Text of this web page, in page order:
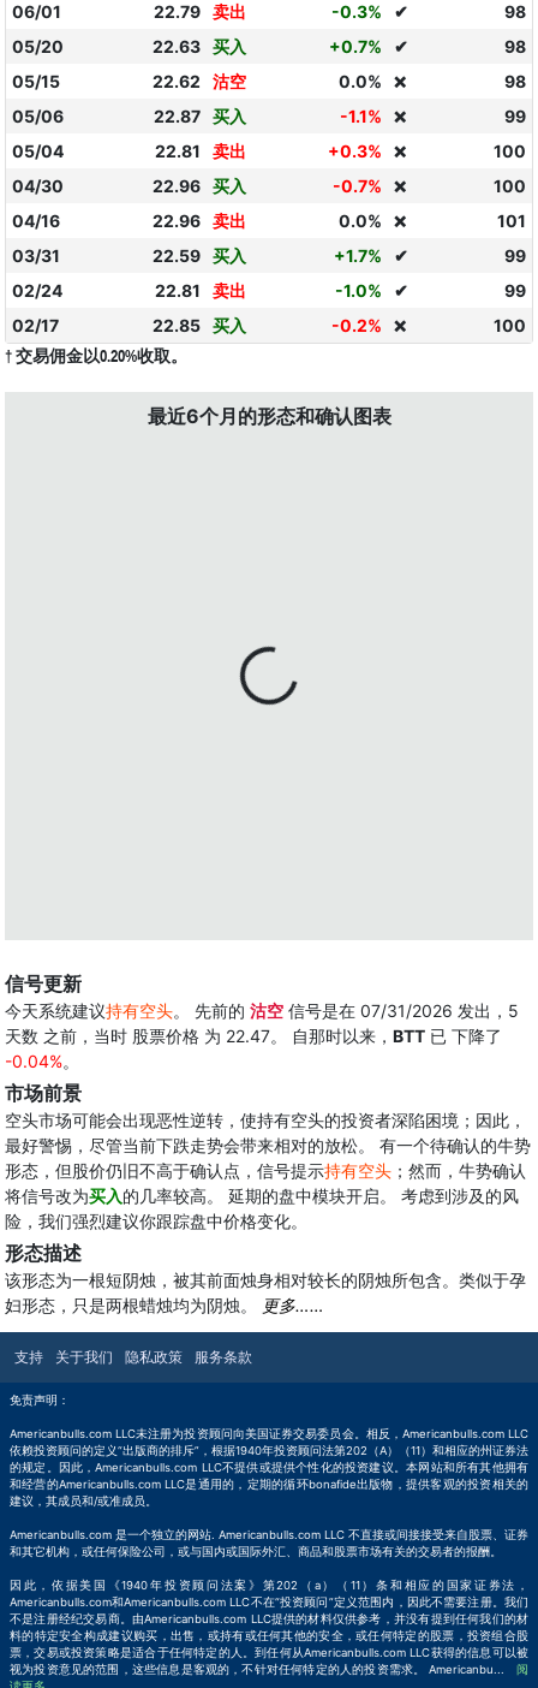
06/01
22.79 卖出 -0.3% ✔
98
05/20
22.63 买入 +0.7% ✔
98
05/15
22.62 沽空 0.0% ❌
98
05/06
22.87 买入 -1.1% ❌
99
05/04
22.81 卖出 +0.3% ❌
100
04/30
22.96 买入 -0.7% ❌
100
04/16
22.96 卖出 0.0% ❌
101
03/31
22.59 买入 +1.7% ✔
99
02/24
22.81 卖出 -1.0% ✔
99
02/17
22.85 买入 -0.2% ❌ 100
† 交易佣金以0.20%收取。
最近6个月的形态和确认图表
信号更新
今天系统建议持有空头。 先前的 沽空 信号是在 07/31/2026 发出，5
天数 之前，当时 股票价格 为 22.47。 自那时以来， BTT 已 下降了
-0.04%。
市场前景
空头市场可能会出现恶性逆转，使持有空头的投资者深陷困境；因此，
最好警惕，尽管当前下跌走势会带来相对的放松。 有一个待确认的牛势
形态，但股价仍旧不高于确认点，信号提示持有空头 ；然而，牛势确认
将信号改为买入的几率较高。 延期的盘中模块开启。 考虑到涉及的风
险，我们强烈建议你跟踪盘中价格变化。
形态描述
该形态为一根短阴烛，被其前面烛身相对较长的阴烛所包含。类似于孕
妇形态，只是两根蜡烛均为阴烛。
更多……
支持 关于我们 隐私政策 服务条款
免责声明：
Americanbulls.com LLC未注册为投资顾问向美国证券交易委员会。相反，Americanbulls.com LLC
依赖投资顾问的定义“出版商的排斥”，根据1940年投资顾问法第202（A）（11）和相应的州证券法
的规定。因此，Americanbulls.com LLC不提供或提供个性化的投资建议。本网站和所有其他拥有
和经营的Americanbulls.com LLC是通用的，定期的循环bonafide出版物，提供客观的投资相关的
建议，其成员和/或准成员。
Americanbulls.com 是一个独立的网站. Americanbulls.com LLC 不直接或间接接受来自股票、证券
和其它机构，或任何保险公司，或与国内或国际外汇、商品和股票市场有关的交易者的报酬。
因此，依据美国《1940年投资顾问法案》第202（a）（11）条和相应的国家证券法，
Americanbulls.com和Americanbulls.com LLC不在“投资顾问”定义范围内，因此不需要注册。我们
不是注册经纪交易商。由Americanbulls.com LLC提供的材料仅供参考，并没有提到任何我们的材
料的特定安全构成建议购买，出售，或持有或任何其他的安全，或任何特定的股票，投资组合股
票，交易或投资策略是适合于任何特定的人。到任何从Americanbulls.com LLC获得的信息可以被
视为投资意见的范围，这些信息是客观的，不针对任何特定的人的投资需求。 Americanbu
阅